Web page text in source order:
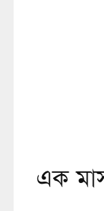
এক